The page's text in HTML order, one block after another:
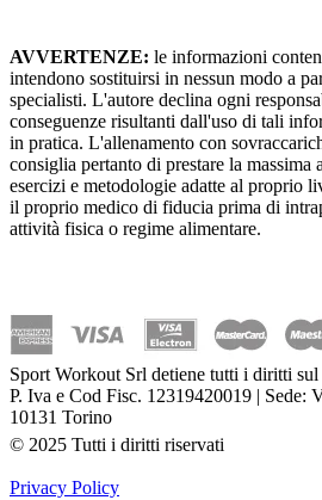
AVVERTENZE: le informazioni
intendono sostituirsi in nessun modo a
specialisti. L'autore declina ogni
conseguenze risultanti dall'uso di tali
in pratica. L'allenamento con
consiglia pertanto di prestare la massima
esercizi e metodologie adatte al proprio
il proprio medico di fiducia prima di
attività fisica o regime alimentare.
Sport Workout Srl detiene tutti i diritti
P. Iva e Cod Fisc. 12319420019 | Sede:
10131 Torino
© 2025 Tutti i diritti riservati
Privacy Policy